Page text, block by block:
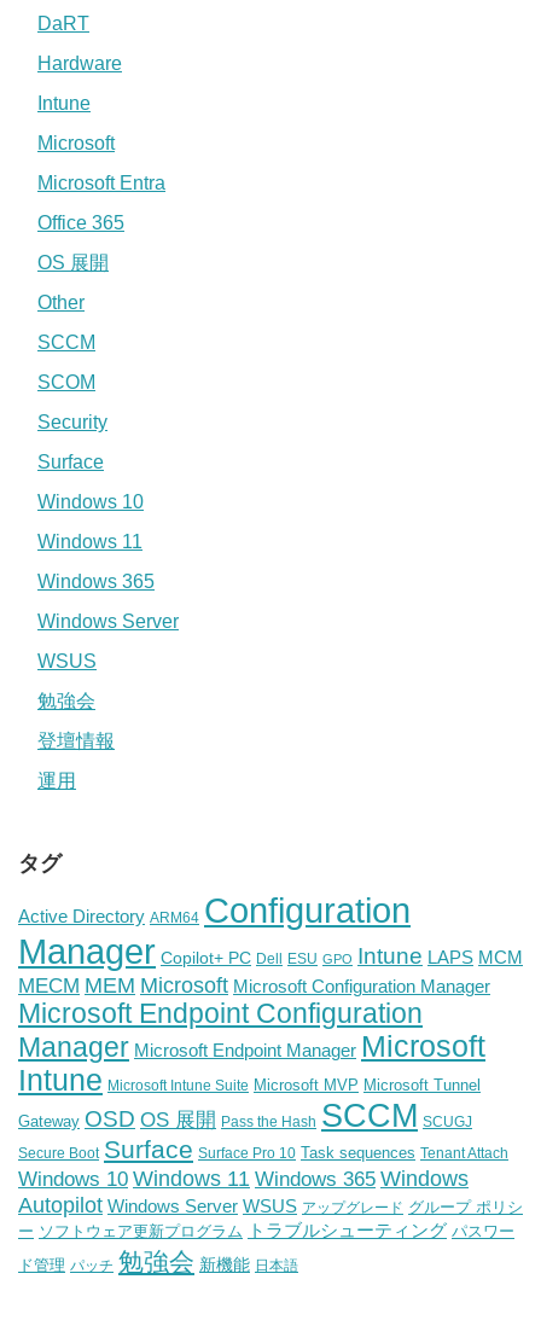
DaRT
Hardware
Intune
Microsoft
Microsoft Entra
Office 365
OS 展開
Other
SCCM
SCOM
Security
Surface
Windows 10
Windows 11
Windows 365
Windows Server
WSUS
勉強会
登壇情報
運用
タグ
Active Directory ARM64 Configuration
Manager Copilot+ PC Dell ESU GPO Intune LAPS MCM
MECM MEM Microsoft Microsoft Configuration Manager
Microsoft Endpoint Configuration
Manager Microsoft Endpoint Manager Microsoft
Intune Microsoft Intune Suite Microsoft MVP Microsoft Tunnel
Gateway OSD OS 展開 Pass the Hash SCCM SCUGJ
Secure Boot Surface Surface Pro 10 Task sequences Tenant Attach
Windows 10 Windows 11 Windows 365 Windows
Autopilot Windows Server WSUS アップグレード グループ ポリシ
ー ソフトウェア更新プログラム トラブルシューティング パスワー
ド管理 パッチ 勉強会 新機能 日本語